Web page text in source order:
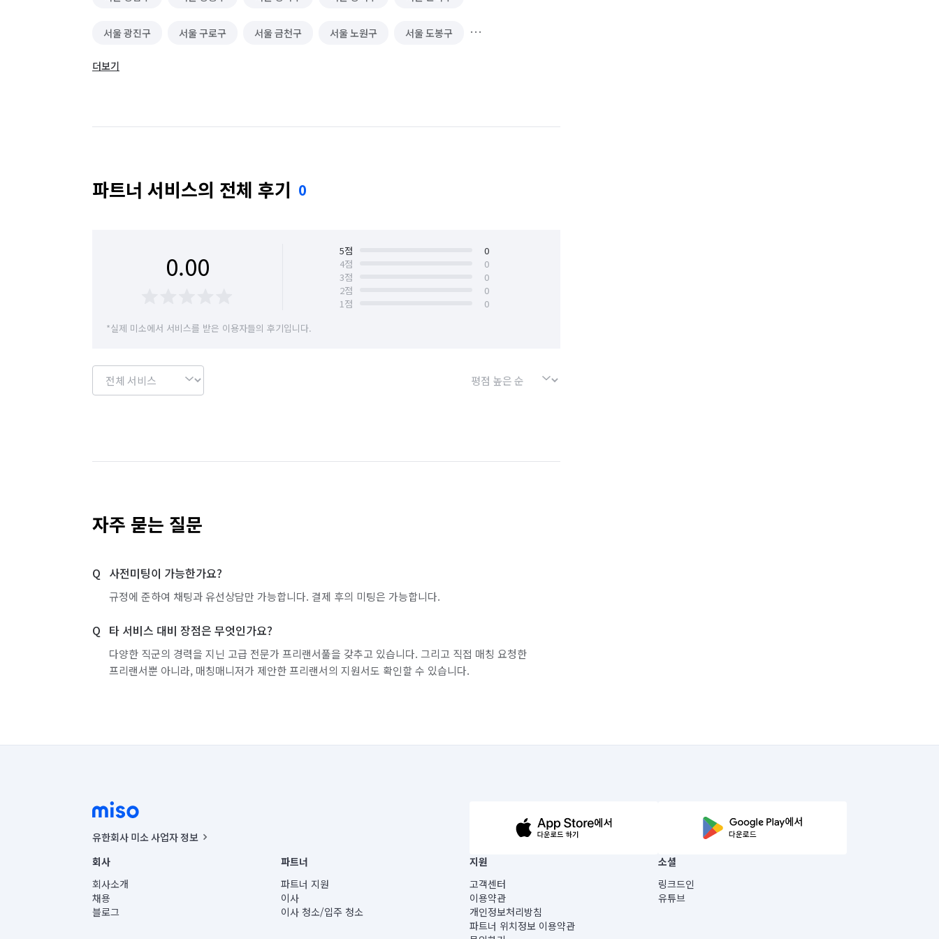
서울 광진구 서울 구로구 서울 금천구 서울 노원구 서울 도봉구
서울 동대문구
더보기
파트너 서비스의 전체 후기 0
0.00 5점
0
4점
0
3점
0
2점
0
1점
0
*실제 미소에서 서비스를 받은 이용자들의 후기입니다.
자주 묻는 질문
사전미팅이 가능한가요?
규정에 준하여 채팅과 유선상담만 가능합니다. 결제 후의 미팅은 가능합니다.
타 서비스 대비 장점은 무엇인가요?
다양한 직군의 경력을 지닌 고급 전문가 프리랜서풀을 갖추고 있습니다. 그리고 직접 매칭 요청한
프리랜서뿐 아니라, 매칭매니저가 제안한 프리랜서의 지원서도 확인할 수 있습니다.
유한회사 미소 사업자 정보
사업자등록번호 : 291-87-00271 | 인허가번호 : 2016-3220163-14-5-00019 |
통신판매신고번호 : 2024-서울종로-1400(공정거래위원회 정보) |
대표이사 : CHING VICTOR COLUMBIA RHEE
주소 | 본사: 서울특별시 종로구 율곡로 6(중학동, 트윈트리빌딩) B동 5층
컨택센터 : 서울특별시 종로구 수송동 율곡로 24, 7층, 8층 미소
회사
회사소개
채용
블로그
파트너
파트너 지원
이사
이사 청소/입주 청소
지원
고객센터
이용약관
개인정보처리방침
파트너 위치정보 이용약관
소셜
링크드인
유튜브